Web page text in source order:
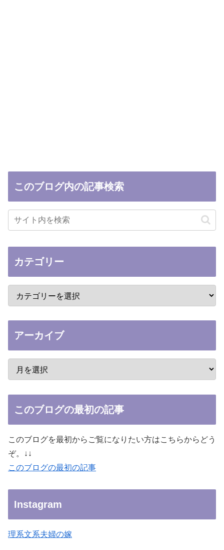
このブログ内の記事検索
カテゴリー
アーカイブ
このブログの最初の記事
このブログを最初からご覧になりたい方はこちらからどう
ぞ。↓↓
このブログの最初の記事
Instagram
理系文系夫婦の嫁